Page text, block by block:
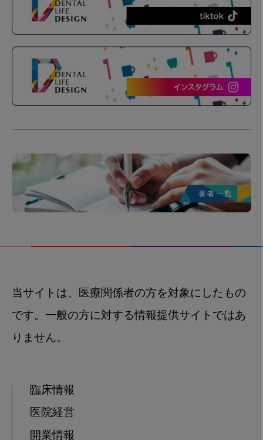
当サイトは、医療関係者の方を対象にしたもの
です。一般の方に対する情報提供サイトではあ
りません。
臨床情報
医院経営
開業情報